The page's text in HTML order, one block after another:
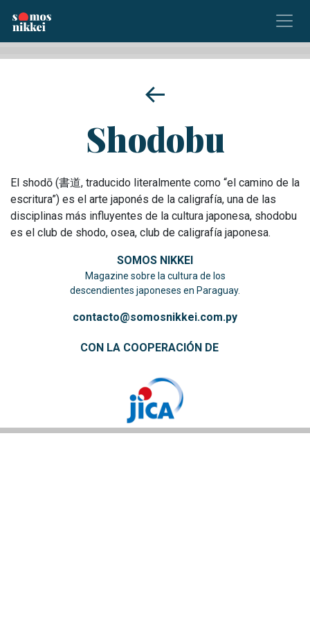
Shodobu
El shodō (書道, traducido literalmente como “el camino de la
escritura”) es el arte japonés de la caligrafía, una de las
disciplinas más influyentes de la cultura japonesa, shodobu
es el club de shodo, osea, club de caligrafía japonesa.
SOMOS NIKKEI
Magazine sobre la cultura de los
descendientes japoneses en Paraguay.
contacto@somosnikkei.com.py
CON LA COOPERACIÓN DE